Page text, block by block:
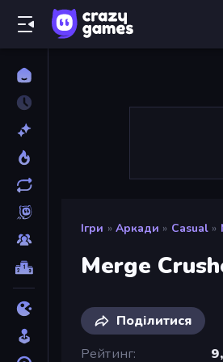
Ігри » Аркади » Casual »
Merge
Поділитися
Рейтинг